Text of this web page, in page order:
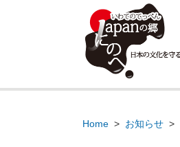
Home > お知らせ >